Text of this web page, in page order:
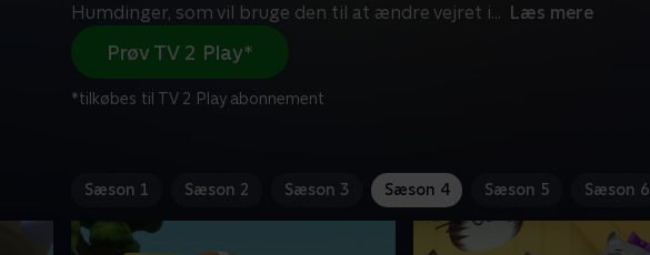
Humdinger, som vil bruge den til at ændre vejret i... Læs mere
Prøv TV 2 Play*
*tilkøbes til TV 2 Play abonnement
Sæson 1 Sæson 2 Sæson 3 Sæson 4 Sæson 5 Sæson 6